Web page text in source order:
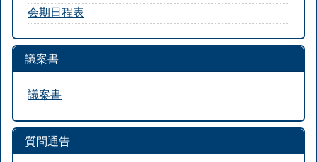
会期日程表
議案書
議案書
質問通告